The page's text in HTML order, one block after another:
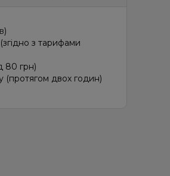
)
з тарифами
80 грн)
(протягом двох годин)